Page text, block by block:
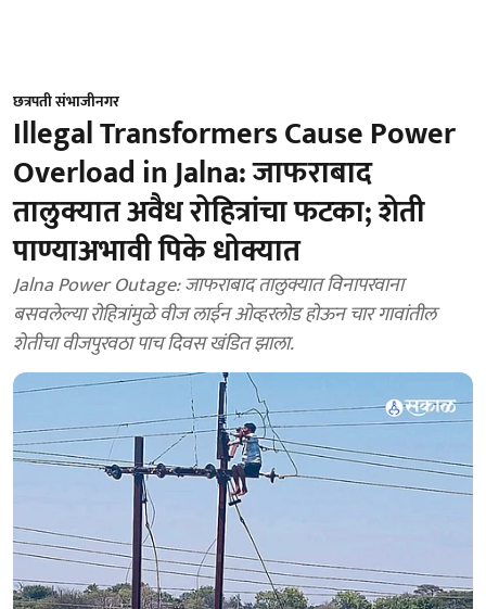
छत्रपती संभाजीनगर
Illegal Transformers Cause Power
Overload in Jalna: जाफराबाद
तालुक्यात अवैध रोहित्रांचा फटका; शेती
पाण्याअभावी पिके धोक्यात
Jalna Power Outage: जाफराबाद तालुक्यात विनापरवाना
बसवलेल्या रोहित्रांमुळे वीज लाईन ओव्हरलोड होऊन चार गावांतील
शेतीचा वीजपुरवठा पाच दिवस खंडित झाला.